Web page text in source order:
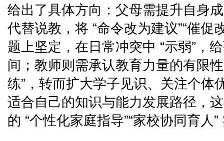
给出了具体方向：父母需提升自身
代替说教，将 “命令改为建议”“催促
题上坚定，在日常冲突中 “示弱”，
间；教师则需承认教育力量的有限
练”，转而扩大学子见识、关注个体
适合自己的知识与能力发展路径，
的 “个性化家庭指导”“家校协同育人